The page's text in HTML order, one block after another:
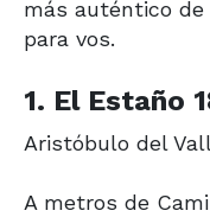
más auténtico
para vos.
1. El Estaño
Aristóbulo del
A metros de